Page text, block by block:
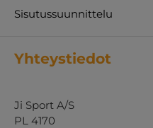
Sisutussuunnittelu
Yhteystiedot
Ji Sport A/S
PL 4170